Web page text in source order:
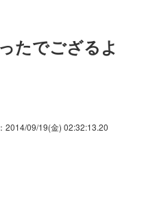
たでござるよ
：2014/09/19(金) 02:32:13.20